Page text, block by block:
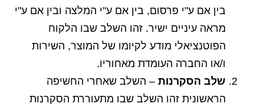
בין אם ע"י פרסום, בין אם ע"י המלצה ובין אם ע"י
מראה עיניים ישיר. זהו השלב שבו הלקוח
הפוטנציאלי מודע לקיומו של המוצר, השירות
ו/או החברה העומדת מאחוריו.
שלב הסקרנות – השלב שאחרי החשיפה
הראשונית זהו השלב שבו מתעוררת הסקרנות